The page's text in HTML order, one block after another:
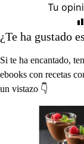
Tu
¿Te ha gustado
Si te ha encantado,
ebooks con recetas
un vistazo 👇